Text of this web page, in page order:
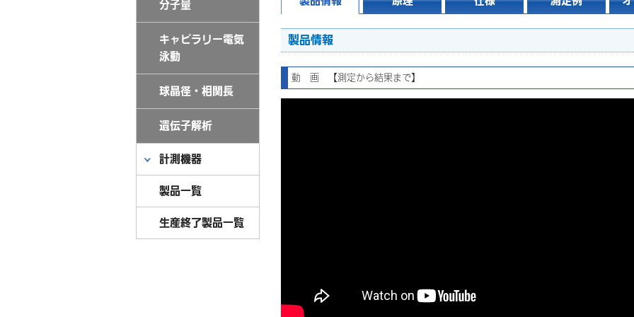
分子量
キャピラリー電気
泳動
球晶径・相関長
遺伝子解析
計測機器
製品一覧
生産終了製品一覧
製品情報
動 画 【測定から結果まで】